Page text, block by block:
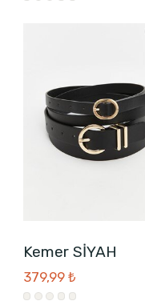
Kemer SİYAH
379,99 ₺